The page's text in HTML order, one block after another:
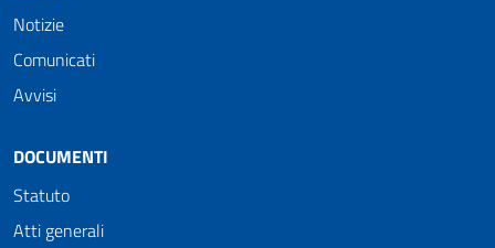
Notizie
Comunicati
Avvisi
DOCUMENTI
Statuto
Atti generali